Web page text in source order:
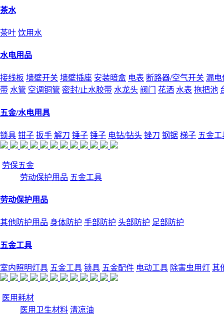
茶水
茶叶 饮用水
水电用品
接线板 墙壁开关 墙壁插座 安装暗盒 电表 断路器/空气开关 漏电
带 水管 空调铜管 密封/止水胶带 水龙头 阀门 花洒 水表 拖把池
五金/水电用具
锁具 钳子 扳手 解刀 锤子 锤子 电钻/钻头 锉刀 钢锯 梯子 五金
劳保五金
劳动保护用品 五金工具
劳动保护用品
其他防护用品 身体防护 手部防护 头部防护 足部防护
五金工具
室内照明灯具 五金工具 锁具 五金配件 电动工具 除害虫用灯 其
医用耗材
医用卫生材料 清凉油